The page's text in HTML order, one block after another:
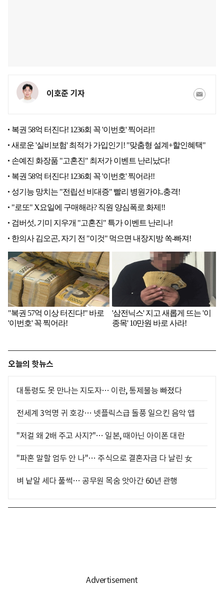
이호준 기자
오늘의 핫뉴스
대통령도 못 만나는 지도자… 이란, 통제불능 빠졌다
전세계 3억명 귀 호강… 넷플릭스급 돌풍 일으킨 음악 앱
"저걸 왜 2배 주고 사지?"… 일본, 때아닌 아이폰 대란
"파혼 말할 엄두 안 나"… 주식으로 결혼자금 다 날린 女
벼 낱알 세다 풀썩… 공무원 목숨 앗아간 60년 관행